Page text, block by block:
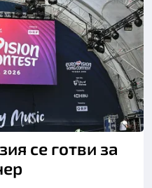
се готви за